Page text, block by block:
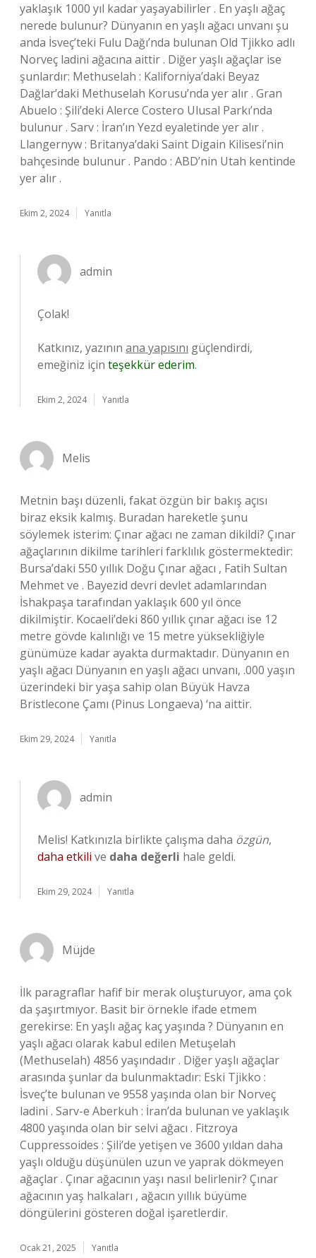
yaklaşık 1000 yıl kadar yaşayabilirler . En yaşlı ağaç
nerede bulunur? Dünyanın en yaşlı ağacı unvanı şu
anda İsveç’teki Fulu Dağı’nda bulunan Old Tjikko adlı
Norveç ladini ağacına aittir . Diğer yaşlı ağaçlar ise
şunlardır: Methuselah : Kaliforniya’daki Beyaz
Dağlar’daki Methuselah Korusu’nda yer alır . Gran
Abuelo : Şili’deki Alerce Costero Ulusal Parkı’nda
bulunur . Sarv : İran’ın Yezd eyaletinde yer alır .
Llangernyw : Britanya’daki Saint Digain Kilisesi’nin
bahçesinde bulunur . Pando : ABD’nin Utah kentinde
yer alır .
Ekim 2, 2024 Yanıtla
admin
Çolak!
Katkınız, yazının ana yapısını güçlendirdi,
emeğiniz için teşekkür ederim.
Ekim 2, 2024 Yanıtla
Melis
Metnin başı düzenli, fakat özgün bir bakış açısı
biraz eksik kalmış. Buradan hareketle şunu
söylemek isterim: Çınar ağacı ne zaman dikildi? Çınar
ağaçlarının dikilme tarihleri farklılık göstermektedir:
Bursa’daki 550 yıllık Doğu Çınar ağacı , Fatih Sultan
Mehmet ve . Bayezid devri devlet adamlarından
İshakpaşa tarafından yaklaşık 600 yıl önce
dikilmiştir. Kocaeli’deki 860 yıllık çınar ağacı ise 12
metre gövde kalınlığı ve 15 metre yüksekliğiyle
günümüze kadar ayakta durmaktadır. Dünyanın en
yaşlı ağacı Dünyanın en yaşlı ağacı unvanı, .000 yaşın
üzerindeki bir yaşa sahip olan Büyük Havza
Bristlecone Çamı (Pinus Longaeva) ‘na aittir.
Ekim 29, 2024 Yanıtla
admin
Melis! Katkınızla birlikte çalışma daha özgün,
daha etkili ve daha değerli hale geldi.
Ekim 29, 2024 Yanıtla
Müjde
İlk paragraflar hafif bir merak oluşturuyor, ama çok
da şaşırtmıyor. Basit bir örnekle ifade etmem
gerekirse: En yaşlı ağaç kaç yaşında ? Dünyanın en
yaşlı ağacı olarak kabul edilen Metuşelah
(Methuselah) 4856 yaşındadır . Diğer yaşlı ağaçlar
arasında şunlar da bulunmaktadır: Eski Tjikko :
İsveç’te bulunan ve 9558 yaşında olan bir Norveç
ladini . Sarv-e Aberkuh : İran’da bulunan ve yaklaşık
4800 yaşında olan bir selvi ağacı . Fitzroya
Cuppressoides : Şili’de yetişen ve 3600 yıldan daha
yaşlı olduğu düşünülen uzun ve yaprak dökmeyen
ağaçlar . Çınar ağacının yaşı nasıl belirlenir? Çınar
ağacının yaş halkaları , ağacın yıllık büyüme
döngülerini gösteren doğal işaretlerdir.
Ocak 21, 2025 Yanıtla